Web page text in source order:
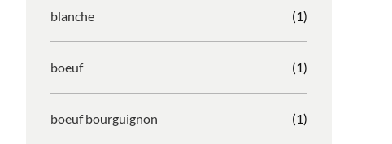
blanche (1)
boeuf (1)
boeuf bourguignon (1)